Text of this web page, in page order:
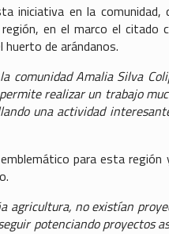
iniciativa en la
en el marco el citado
de arándanos.
comunidad Amalia Silva
realizar un trabajo
una actividad
para esta región
agricultura, no existían
potenciando proyectos